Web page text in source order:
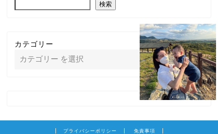
検索
カテゴリー
プライバシーポリシー 免責事項